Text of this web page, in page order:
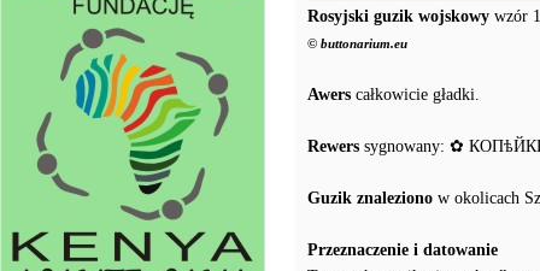
Rosyjski guzik wojskowy wzór
© buttonarium.eu
Awers całkowicie gładki.
Rewers sygnowany: ✿
Guzik znaleziono w okolicach
Przeznaczenie i datowanie